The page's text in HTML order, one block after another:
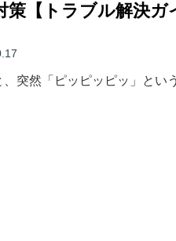
【トラブル解決ガ
突然「ピッピッピッ」とい